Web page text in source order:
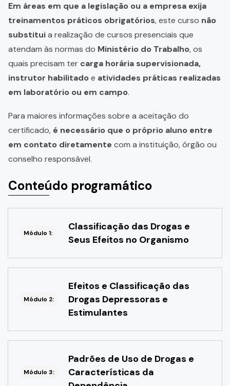
Em áreas em que a legislação ou a empresa exija
treinamentos práticos obrigatórios, este curso não
substituia realização de cursos presenciais que
atendam às normas do Ministério do Trabalho, os
quais precisam ter carga horária supervisionada,
instrutor habilitadoe atividades práticas realizadas
em laboratório ou em campo.
Para maiores informações sobre a aceitação do
certificado, é necessário que o próprio aluno entre
em contato diretamente com a instituição, órgão ou
conselho responsável.
Conteúdo programático
Módulo 1:
Classificação das Drogas e
Seus Efeitos no Organismo
Módulo 2:
Efeitos e Classificação das
Drogas Depressoras e
Estimulantes
Módulo 3:
Padrões de Uso de Drogas e
Características da